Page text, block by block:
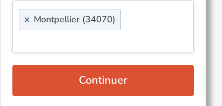
× Montpellier (34070)
Continuer